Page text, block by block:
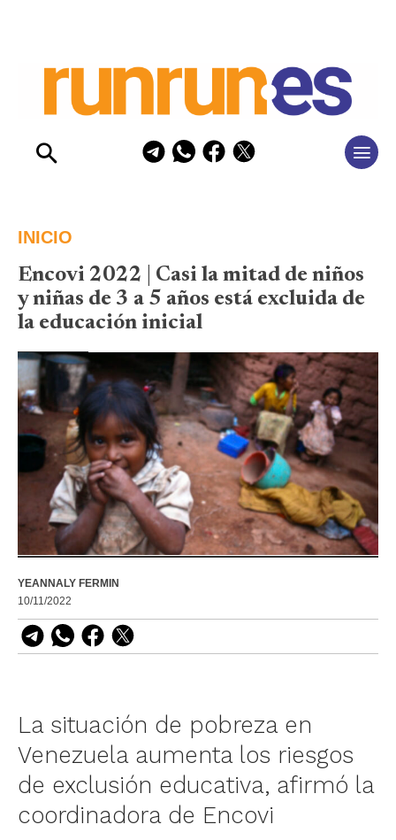
INICIO
Encovi 2022 | Casi la mitad de niños
y niñas de 3 a 5 años está excluida de
la educación inicial
YEANNALY FERMIN
10/11/2022
La situación de pobreza en
Venezuela aumenta los riesgos
de exclusión educativa, afirmó la
coordinadora de Encovi